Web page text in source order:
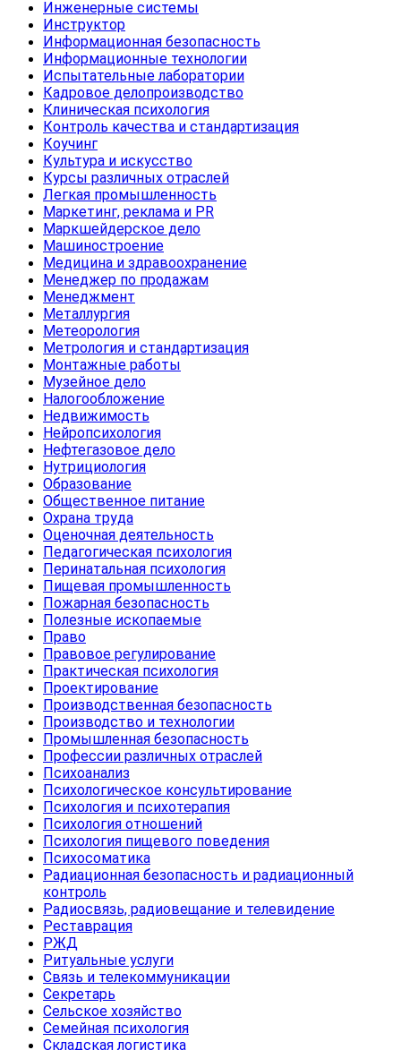
Инженерные системы
Инструктор
Информационная безопасность
Информационные технологии
Испытательные лаборатории
Кадровое делопроизводство
Клиническая психология
Контроль качества и стандартизация
Коучинг
Культура и искусство
Курсы различных отраслей
Легкая промышленность
Маркетинг, реклама и PR
Маркшейдерское дело
Машиностроение
Медицина и здравоохранение
Менеджер по продажам
Менеджмент
Металлургия
Метеорология
Метрология и стандартизация
Монтажные работы
Музейное дело
Налогообложение
Недвижимость
Нейропсихология
Нефтегазовое дело
Нутрициология
Образование
Общественное питание
Охрана труда
Оценочная деятельность
Педагогическая психология
Перинатальная психология
Пищевая промышленность
Пожарная безопасность
Полезные ископаемые
Право
Правовое регулирование
Практическая психология
Проектирование
Производственная безопасность
Производство и технологии
Промышленная безопасность
Профессии различных отраслей
Психоанализ
Психологическое консультирование
Психология и психотерапия
Психология отношений
Психология пищевого поведения
Психосоматика
Радиационная безопасность и радиационный
контроль
Радиосвязь, радиовещание и телевидение
Реставрация
РЖД
Ритуальные услуги
Связь и телекоммуникации
Секретарь
Сельское хозяйство
Семейная психология
Складская логистика